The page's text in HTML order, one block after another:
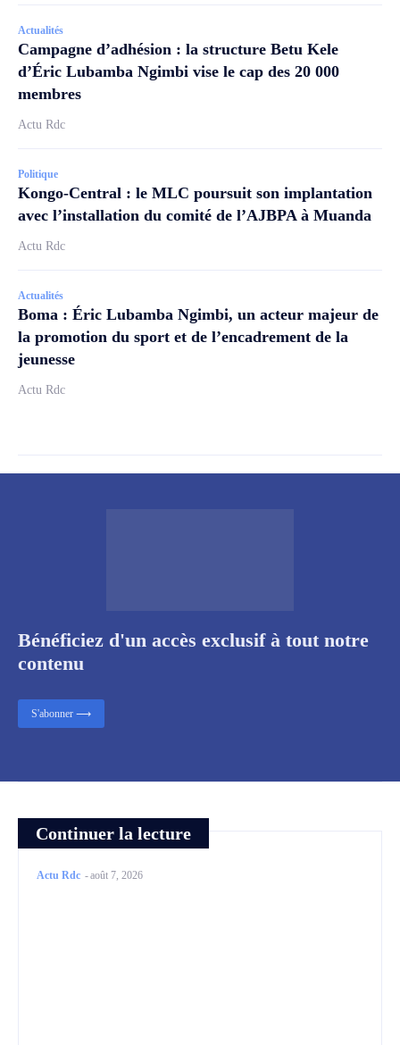
Actualités
Campagne d’adhésion : la structure Betu Kele
d’Éric Lubamba Ngimbi vise le cap des 20 000
membres
Actu Rdc
Politique
Kongo-Central : le MLC poursuit son implantation
avec l’installation du comité de l’AJBPA à Muanda
Actu Rdc
Actualités
Boma : Éric Lubamba Ngimbi, un acteur majeur de
la promotion du sport et de l’encadrement de la
jeunesse
Actu Rdc
Continuer la lecture
Actu Rdc -août 7, 2026
Bénéficiez d'un accès exclusif à tout notre
contenu
S'abonner ⟶